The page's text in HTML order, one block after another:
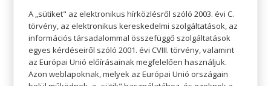
A „sütiket" az elektronikus hírközlésről szóló 2003. évi C.
törvény, az elektronikus kereskedelmi szolgáltatások, az
információs társadalommal összefüggő szolgáltatások
egyes kérdéseiről szóló 2001. évi CVIII. törvény, valamint
az Európai Unió előírásainak megfelelően használjuk.
Azon weblapoknak, melyek az Európai Unió országain